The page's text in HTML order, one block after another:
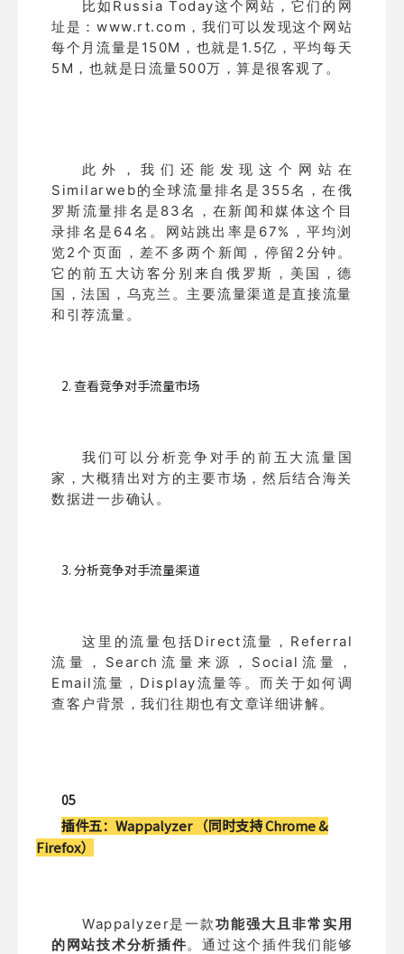
比如Russia Today这个网站，它们的网
址是：www.rt.com，我们可以发现这个网站
每个月流量是150M，也就是1.5亿，平均每天
5M，也就是日流量500万，算是很客观了。
此外，我们还能发现这个网站在
Similarweb的全球流量排名是355名，在俄
罗斯流量排名是83名，在新闻和媒体这个目
录排名是64名。网站跳出率是67%，平均浏
览2个页面，差不多两个新闻，停留2分钟。
它的前五大访客分别来自俄罗斯，美国，德
国，法国，乌克兰。主要流量渠道是直接流量
和引荐流量。
2. 查看竞争对手流量市场
我们可以分析竞争对手的前五大流量国
家，大概猜出对方的主要市场，然后结合海关
数据进一步确认。
3. 分析竞争对手流量渠道
这里的流量包括Direct流量，Referral
流量，Search流量来源，Social流量，
Email流量，Display流量等。而关于如何调
查客户背景，我们往期也有文章详细讲解。
05
插件五： Wappalyzer （同时支持 Chrome &
Firefox）
Wappalyzer是一款功能强大且非常实用
的网站技术分析插件。通过这个插件我们能够